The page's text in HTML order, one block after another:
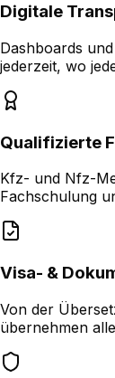
Digitale
Dashboards
jederzeit, wo
Qualifizierte
Kfz- und Nfz-
Fachschulung
Visa- &
Von der
übernehmen